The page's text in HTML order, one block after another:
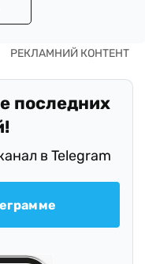
последних
в Telegram